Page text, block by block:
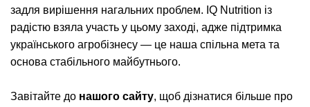
задля вирішення нагальних проблем. IQ Nutrition із
радістю взяла участь у цьому заході, адже підтримка
українського агробізнесу — це наша спільна мета та
основа стабільного майбутнього.
Завітайте до нашого сайту, щоб дізнатися більше про